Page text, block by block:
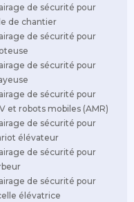
de sécurité pour
de chantier
de sécurité pour
de sécurité pour
de sécurité pour
et robots mobiles (AMR)
de sécurité pour
élévateur
de sécurité pour
de sécurité pour
élévatrice